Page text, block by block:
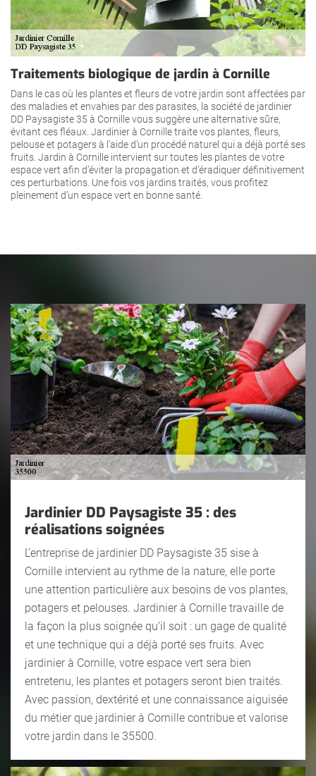
Traitements biologique de jardin à Cornille
Dans le cas où les plantes et fleurs de votre jardin sont affectées par
des maladies et envahies par des parasites, la société de jardinier
DD Paysagiste 35 à Cornille vous suggère une alternative sûre,
évitant ces fléaux. Jardinier à Cornille traite vos plantes, fleurs,
pelouse et potagers à l’aide d’un procédé naturel qui a déjà porté ses
fruits. Jardin à Cornille intervient sur toutes les plantes de votre
espace vert afin d’éviter la propagation et d’éradiquer définitivement
ces perturbations. Une fois vos jardins traités, vous profitez
pleinement d’un espace vert en bonne santé.
Jardinier DD Paysagiste 35 : des
réalisations soignées
L’entreprise de jardinier DD Paysagiste 35 sise à
Cornille intervient au rythme de la nature, elle porte
une attention particulière aux besoins de vos plantes,
potagers et pelouses. Jardinier à Cornille travaille de
la façon la plus soignée qu’il soit : un gage de qualité
et une technique qui a déjà porté ses fruits. Avec
jardinier à Cornille, votre espace vert sera bien
entretenu, les plantes et potagers seront bien traités.
Avec passion, dextérité et une connaissance aiguisée
du métier que jardinier à Cornille contribue et valorise
votre jardin dans le 35500.